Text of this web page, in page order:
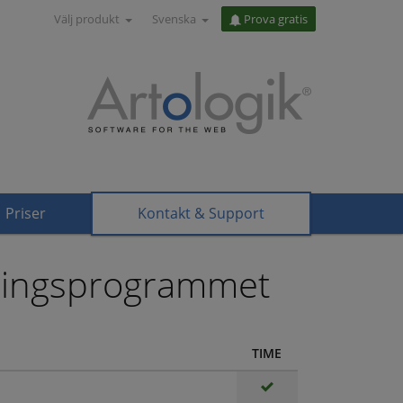
Välj produkt Svenska Prova gratis
Priser Kontakt & Support
TIME